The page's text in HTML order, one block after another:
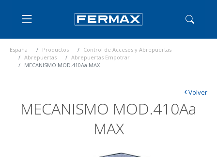
España Productos
Control de Accesos y Abrepuertas
Abrepuertas
Abrepuertas Empotrar
MECANISMO MOD.410Aa MAX
MECANISMO MOD.410Aa
MAX
‹Volver